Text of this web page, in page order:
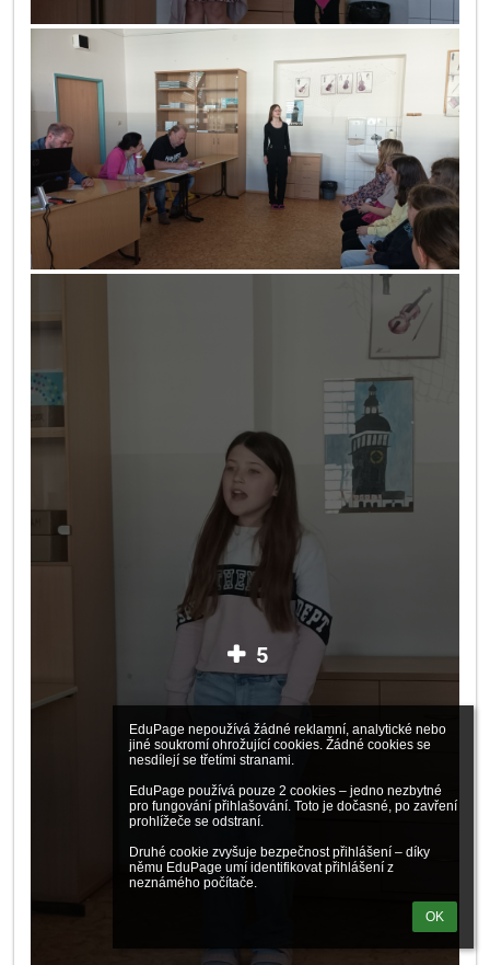
EduPage nepoužívá žádné reklamní, analytické nebo
jiné soukromí ohrožující cookies. Žádné cookies se
nesdílejí se třetími stranami.
EduPage používá pouze 2 cookies – jedno nezbytné
pro fungování přihlašování. Toto je dočasné, po zavření
prohlížeče se odstraní.
Druhé cookie zvyšuje bezpečnost přihlášení – díky
němu EduPage umí identifikovat přihlášení z
neznámého počítače.
OK
5